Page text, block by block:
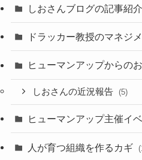
しおさんブログの記事紹介
ドラッカー教授のマネジ
ヒューマンアップからの
しおさんの近況報告 (5)
ヒューマンアップ主催イ
人が育つ組織を作るカギ